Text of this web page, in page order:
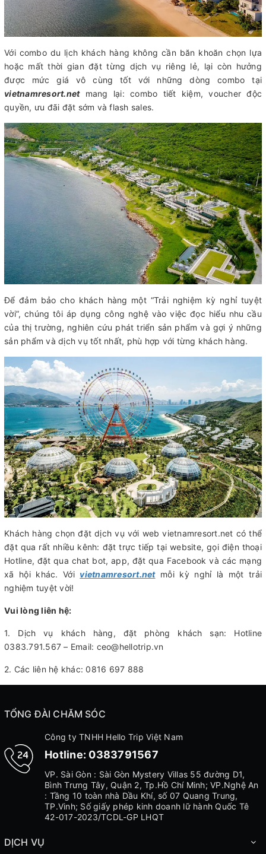
Với combo du lịch khách hàng không cần băn khoăn chọn lựa
hoặc mất thời gian đặt từng dịch vụ riêng lẻ, lại còn hưởng
được mức giá vô cùng tốt với những dòng combo tại
vietnamresort.netmang lại: combo tiết kiệm, voucher độc
quyền, ưu đãi đặt sớm và flash sales.
Để đảm bảo cho khách hàng một “Trải nghiệm kỳ nghỉ tuyệt
vời”, chúng tôi áp dụng công nghệ vào việc đọc hiểu nhu cầu
của thị trường, nghiên cứu phát triển sản phẩm và gợi ý những
sản phẩm và dịch vụ tốt nhất, phù hợp với từng khách hàng.
Khách hàng chọn đặt dịch vụ với web vietnamresort.net có thể
đặt qua rất nhiều kênh: đặt trực tiếp tại website, gọi điện thoại
Hotline, đặt qua chat bot, app, đặt qua Facebook và các mạng
xã hội khác. Với vietnamresort.netmỗi kỳ nghỉ là một trải
nghiệm tuyệt vời!
Vui lòng liên hệ:
1. Dịch vụ khách hàng, đặt phòng khách sạn: Hotline
0383.791.567 – Email: ceo@hellotrip.vn
2. Các liên hệ khác: 0816 697 888
TỔNG ĐÀI CHĂM SÓC
Công ty TNHH Hello Trip Việt Nam
Hotline: 0383791567
VP. Sài Gòn : Sài Gòn Mystery Villas 55 đường D1,
Bình Trưng Tây, Quận 2, Tp.Hồ Chí Minh; VP.Nghệ An
: Tầng 10 toàn nhà Dầu Khí, số 07 Quang Trung,
TP.Vinh; Số giấy phép kinh doanh lữ hành Quốc Tê
42-017-2023/TCDL-GP LHQT
DỊCH VỤ